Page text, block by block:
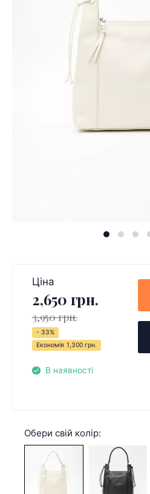
Ціна
2,650 грн.
3,950 грн.
- 33%
Економія 1,300 грн.
В наявності
Обери свій колір: